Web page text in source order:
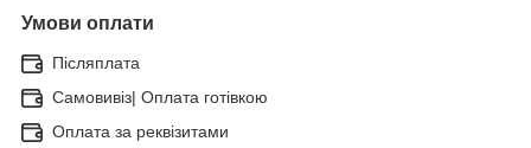
Умови оплати
Післяплата
Самовивіз| Оплата готівкою
Оплата за реквізитами